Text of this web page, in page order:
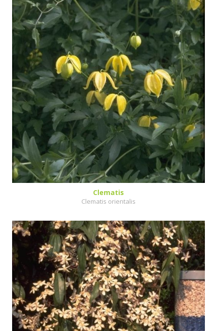
Clematis
Clematis orientalis